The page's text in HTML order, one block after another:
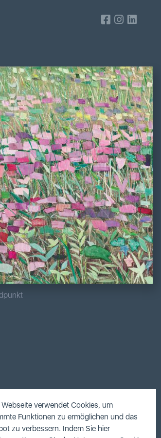
Webseite verwendet Cookies, um
Funktionen zu ermöglichen und das
zu verbessern. Indem Sie hier